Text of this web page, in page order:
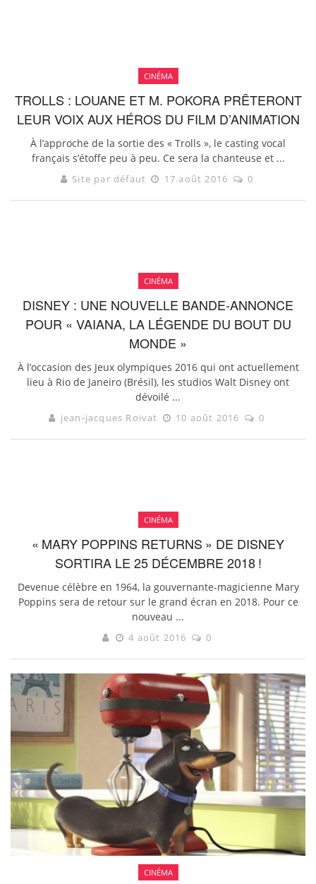
CINÉMA
TROLLS : LOUANE ET M. POKORA PRÊTERONT
LEUR VOIX AUX HÉROS DU FILM D’ANIMATION
À l’approche de la sortie des « Trolls », le casting vocal
français s’étoffe peu à peu. Ce sera la chanteuse et ...
Site par défaut 17 août 2016 0
CINÉMA
DISNEY : UNE NOUVELLE BANDE-ANNONCE
POUR « VAIANA, LA LÉGENDE DU BOUT DU
MONDE »
À l’occasion des Jeux olympiques 2016 qui ont actuellement
lieu à Rio de Janeiro (Brésil), les studios Walt Disney ont
dévoilé ...
jean-jacques Roivat 10 août 2016 0
CINÉMA
« MARY POPPINS RETURNS » DE DISNEY
SORTIRA LE 25 DÉCEMBRE 2018 !
Devenue célèbre en 1964, la gouvernante-magicienne Mary
Poppins sera de retour sur le grand écran en 2018. Pour ce
nouveau ...
4 août 2016 0
CINÉMA